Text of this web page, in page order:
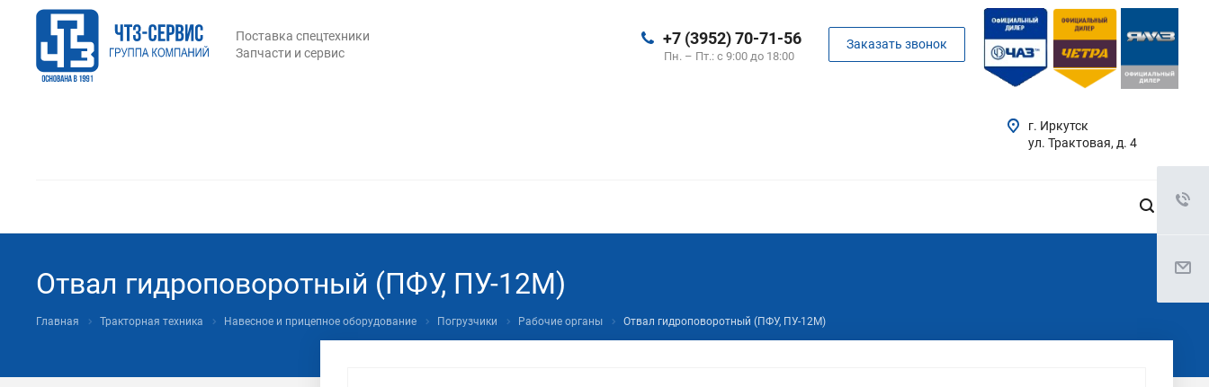
Поставка спецтехники
Запчасти и сервис
+7 (3952) 70-71-56
Пн. – Пт.: с 9:00 до 18:00
Заказать звонок
г. Иркутск
ул. Трактовая, д. 4
Отвал гидроповоротный (ПФУ, ПУ-12М)
Главная Тракторная техника Навесное и прицепное оборудование Погрузчики Рабочие органы Отвал гидроповоротный (ПФУ, ПУ-12М)